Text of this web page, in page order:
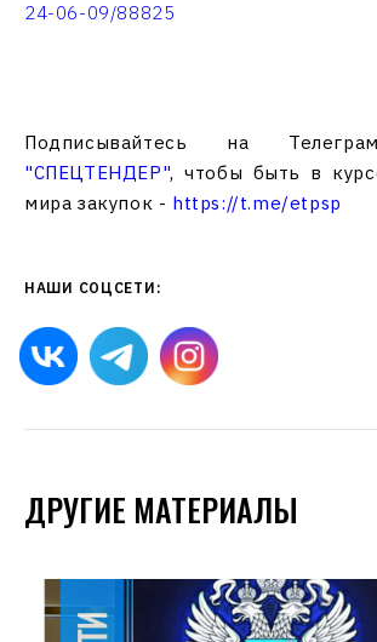
24-06-09/88825
Подписывайтесь на
"СПЕЦТЕНДЕР", чтобы быть в
мира закупок - https://t.me/etpsp
НАШИ СОЦСЕТИ:
ДРУГИЕ МАТЕРИАЛЫ